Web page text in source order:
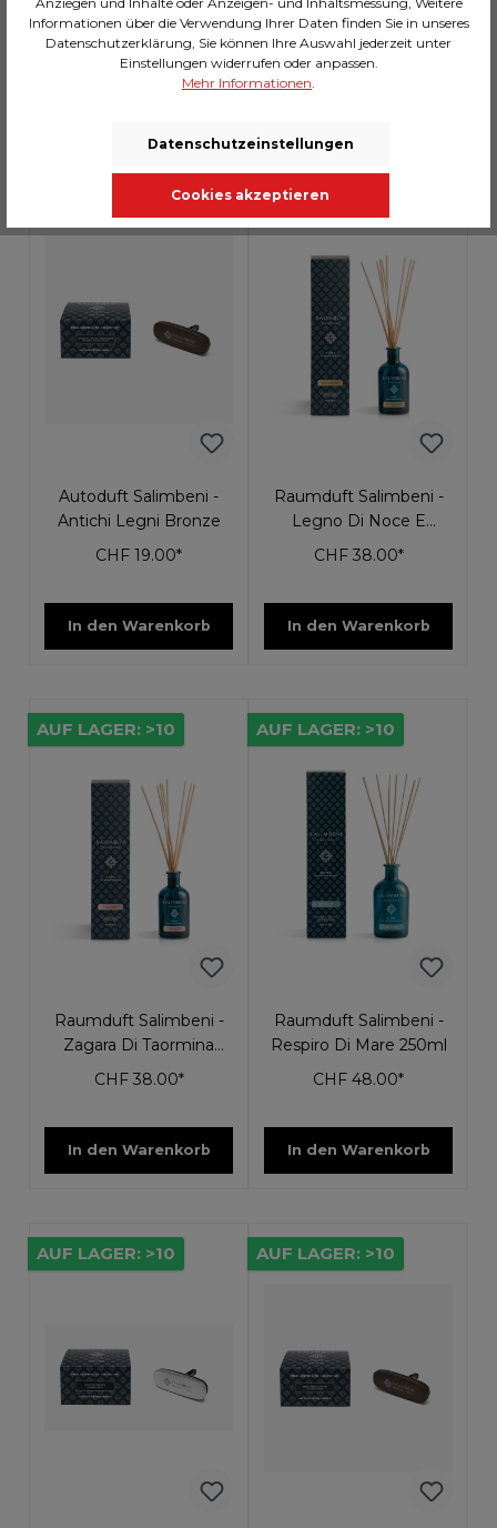
Noce E Radica
CHF 7.00*
100ml
CHF 38.00*
AUF LAGER: >10
Autoduft Salimbeni -
Antichi Legni Bronze
CHF 19.00*
In den Warenkorb
AUF LAGER: >10
Raumduft Salimbeni -
Legno Di Noce E
Radica 100ml
CHF 38.00*
In den Warenkorb
AUF LAGER: >10
Raumduft Salimbeni -
Zagara Di Taormina
100ml
CHF 38.00*
In den Warenkorb
AUF LAGER: >10
Raumduft Salimbeni -
Respiro Di Mare 250ml
CHF 48.00*
In den Warenkorb
AUF LAGER: >10 AUF LAGER: >10
Informationen über die Verwendung Ihrer Daten finden Sie in unseres
Datenschutzerklärung, Sie können Ihre Auswahl jederzeit unter
Einstellungen widerrufen oder anpassen.
Mehr Informationen.
Datenschutzeinstellungen
Cookies akzeptieren